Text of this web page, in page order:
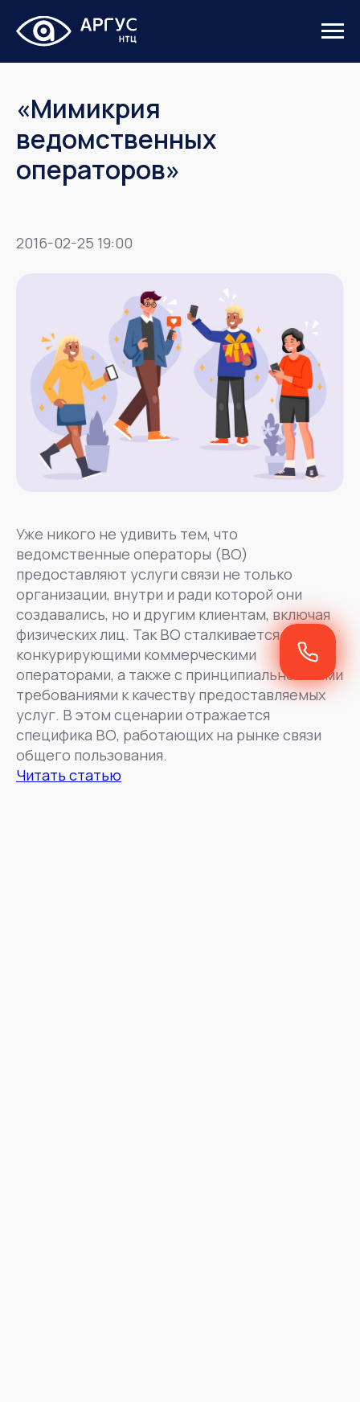
«Мимикрия
ведомственных
операторов»
2016-02-25 19:00
Уже никого не удивить тем, что
ведомственные операторы (ВО)
предоставляют услуги связи не только
организации, внутри и ради которой они
создавались, но и другим клиентам, включая
физических лиц. Так ВО сталкивается с
конкурирующими коммерческими
операторами, а также с принципиально иными
требованиями к качеству предоставляемых
услуг. В этом сценарии отражается
специфика ВО, работающих на рынке связи
общего пользования.
Читать статью